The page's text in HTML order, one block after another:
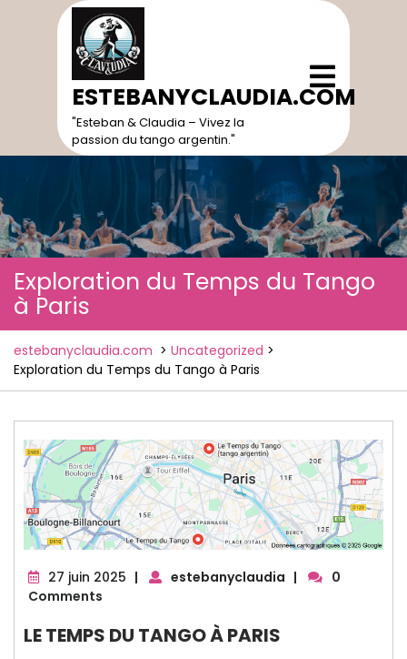
ESTEBANYCLAUDIA.COM
"Esteban & Claudia – Vivez la
passion du tango argentin."
Open
Menu
Exploration du Temps du Tango
à Paris
estebanyclaudia.com > Uncategorized >
Exploration du Temps du Tango à Paris
27 juin 2025 27
| estebanyclaudia |
0
Comments
LE TEMPS DU TANGO À PARIS